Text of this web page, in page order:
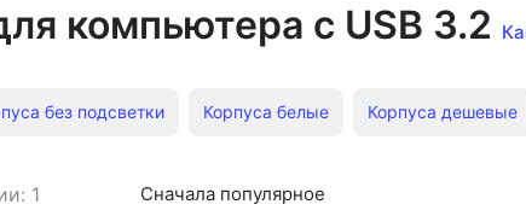
компьютера с USB 3.2
без подсветки Корпуса белые Корпуса дешевые
1 Сначала популярное